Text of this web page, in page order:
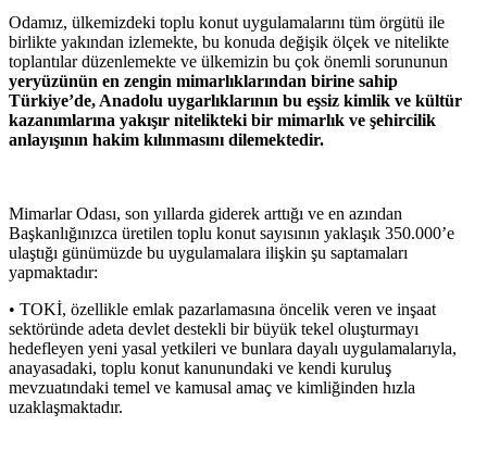
Odamız, ülkemizdeki toplu konut uygulamalarını tüm örgütü ile
birlikte yakından izlemekte, bu konuda değişik ölçek ve nitelikte
toplantılar düzenlemekte ve ülkemizin bu çok önemli sorununun
yeryüzünün en zengin mimarlıklarından birine sahip
Türkiye’de, Anadolu uygarlıklarının bu eşsiz kimlik ve kültür
kazanımlarına yakışır nitelikteki bir mimarlık ve şehircilik
anlayışının hakim kılınmasını dilemektedir.
Mimarlar Odası, son yıllarda giderek arttığı ve en azından
Başkanlığınızca üretilen toplu konut sayısının yaklaşık 350.000’e
ulaştığı günümüzde bu uygulamalara ilişkin şu saptamaları
yapmaktadır:
• TOKİ, özellikle emlak pazarlamasına öncelik veren ve inşaat
sektöründe adeta devlet destekli bir büyük tekel oluşturmayı
hedefleyen yeni yasal yetkileri ve bunlara dayalı uygulamalarıyla,
anayasadaki, toplu konut kanunundaki ve kendi kuruluş
mevzuatındaki temel ve kamusal amaç ve kimliğinden hızla
uzaklaşmaktadır.